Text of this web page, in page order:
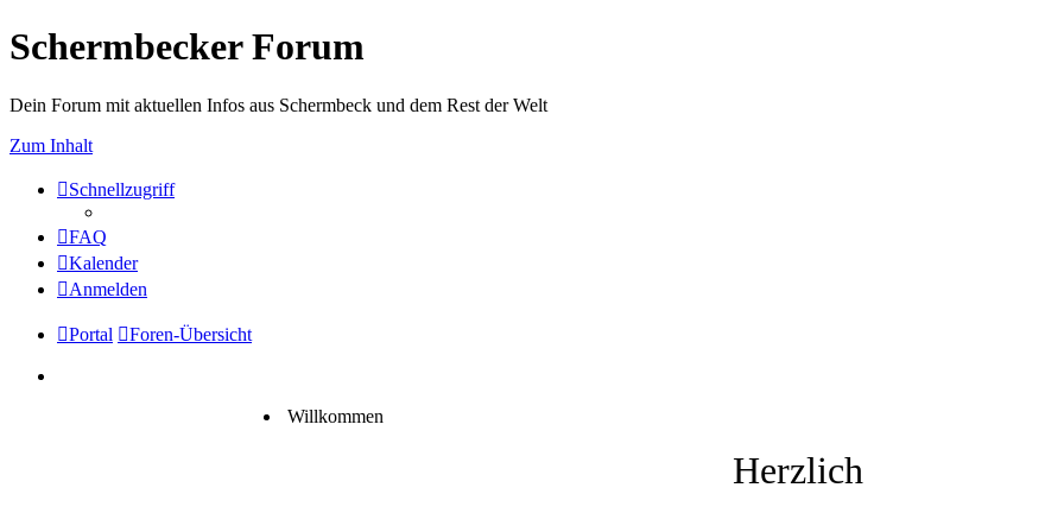
Schermbecker Forum
Dein Forum mit aktuellen Infos aus Schermbeck und dem Rest der Welt
Zum Inhalt
Schnellzugriff
FAQ
Kalender
Anmelden
Portal Foren-Übersicht
Willkommen
Herzlich